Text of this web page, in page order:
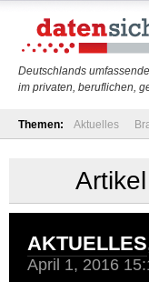
Deutschlands
im privaten, beruflichen,
Themen: Aktuelles
AKTUELLES
April 1, 2016